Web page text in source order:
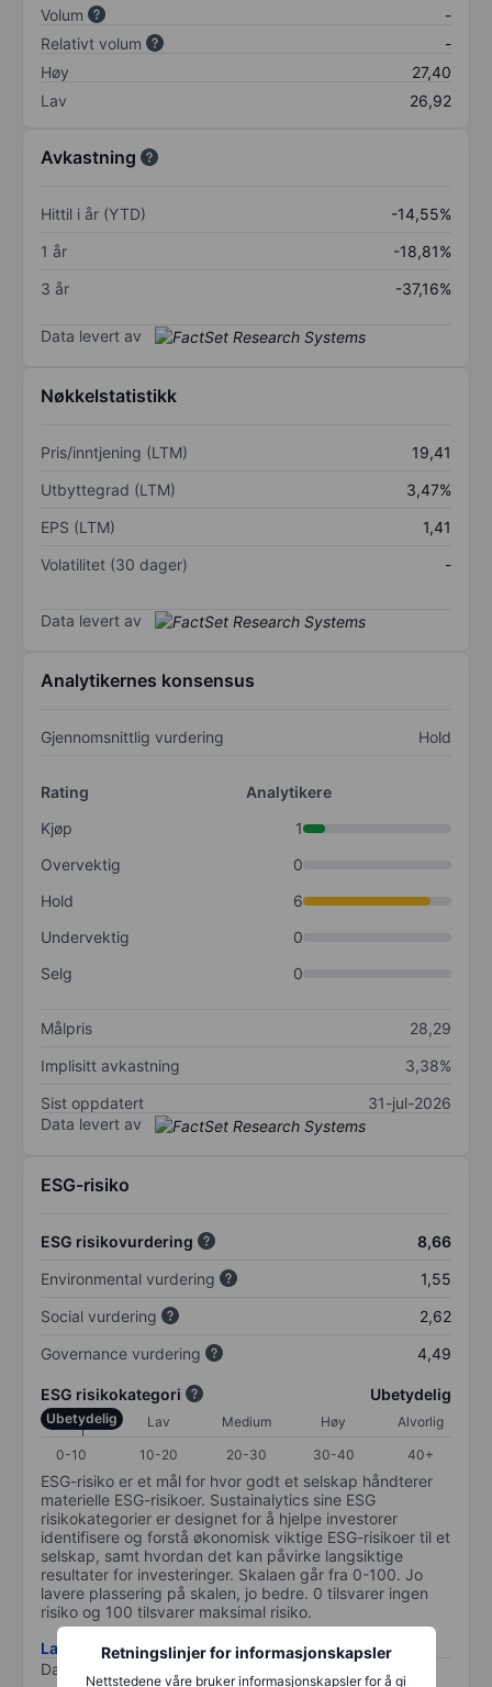
Retningslinjer for informasjonskapsler
Nettstedene våre bruker informasjonskapsler for å gi
Volum
-
Relativt volum
-
Høy
27,40
Lav
26,92
Avkastning
Hittil i år (YTD)
-14,55%
1 år
-18,81%
3 år
-37,16%
Data levert av
Nøkkelstatistikk
Pris/inntjening (LTM)
19,41
Utbyttegrad (LTM)
3,47%
EPS (LTM)
1,41
Volatilitet (30 dager)
-
Data levert av
Analytikernes konsensus
Gjennomsnittlig vurdering Hold
Rating
Analytikere
Kjøp
1
Overvektig
0
Hold
6
Undervektig
0
Selg
0
Målpris
28,29
Implisitt avkastning
3,38%
Sist oppdatert
31-jul-2026
Data levert av
ESG-risiko
ESG risikovurdering
8,66
Environmental vurdering
1,55
Social vurdering
2,62
Governance vurdering
4,49
ESG risikokategori Ubetydelig
Ubetydelig Lav Medium Høy
Alvorlig
0-10
10-20 20-30 30-40 40+
ESG-risiko er et mål for hvor godt et selskap håndterer
materielle ESG-risikoer. Sustainalytics sine ESG
risikokategorier er designet for å hjelpe investorer
identifisere og forstå økonomisk viktige ESG-risikoer til et
selskap, samt hvordan det kan påvirke langsiktige
resultater for investeringer. Skalaen går fra 0-100. Jo
lavere plassering på skalen, jo bedre. 0 tilsvarer ingen
risiko og 100 tilsvarer maksimal risiko.
Last ned metodikk for ESG-risiko
Data levert av